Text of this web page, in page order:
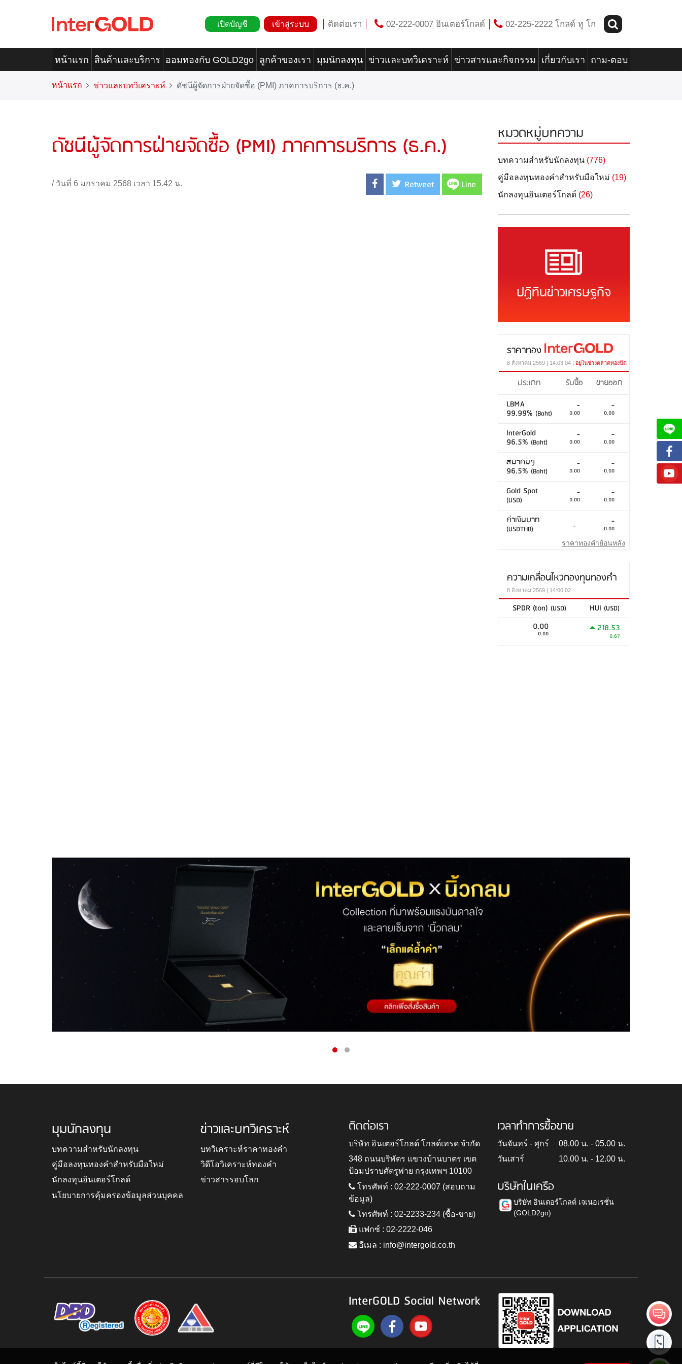
เปิดบัญชี เข้าสู่ระบบ ติดต่อเรา 02-222-0007 อินเตอร์โกลด์ 02-225-2222 โกลด์ ทู โก
หน้าแรก สินค้าและบริการ ออมทองกับ GOLD2go ลูกค้าของเรา มุมนักลงทุน ข่าวและบทวิเคราะห์ ข่าวสารและกิจกรรม เกี่ยวกับเรา ถาม-ตอบ
หน้าแรก ข่าวและบทวิเคราะห์ ดัชนีผู้จัดการฝ่ายจัดซื้อ (PMI) ภาคการบริการ (ธ.ค.)
ดัชนีผู้จัดการฝ่ายจัดซื้อ (PMI) ภาคการบริการ (ธ.ค.)
/ วันที่ 6 มกราคม 2568 เวลา 15.42 น. Retweet Line
หมวดหมู่บทความ
บทความสำหรับนักลงทุน (776)
คู่มือลงทุนทองคำสำหรับมือใหม่ (19)
นักลงทุนอินเตอร์โกลด์ (26)
ปฏิทินข่าวเศรษฐกิจ
ราคาทอง
8 สิงหาคม 2569 | 14:03:04 | อยู่ในช่วงตลาดทองปิด
ประเภท รับซื้อ
ขายออก
LBMA
99.99% (Baht)
-
0.00
-
0.00
InterGold
96.5% (Baht)
-
0.00
-
0.00
สมาคมฯ
96.5% (Baht)
-
0.00
-
0.00
Gold Spot
(USD)
-
0.00
-
0.00
ค่าเงินบาท
(USDTHB) - -
0.00
ราคาทองคำย้อนหลัง
ความเคลื่อนไหวกองทุนทองคำ
8 สิงหาคม 2569 | 14:00:02
SPDR (ton) (USD) HUI (USD)
0.00
0.00 218.53
0.67
มุมนักลงทุน
บทความสำหรับนักลงทุน
คู่มือลงทุนทองคำสำหรับมือใหม่
นักลงทุนอินเตอร์โกลด์
นโยบายการคุ้มครองข้อมูลส่วนบุคคล
ข่าวและบทวิเคราะห์
บทวิเคราะห์ราคาทองคำ
วิดีโอวิเคราะห์ทองคำ
ข่าวสารรอบโลก
ติดต่อเรา
บริษัท อินเตอร์โกลด์ โกลด์เทรด จำกัด
348 ถนนบริพัตร แขวงบ้านบาตร เขต
ป้อมปราบศัตรูพ่าย กรุงเทพฯ 10100
โทรศัพท์ : 02-222-0007 (สอบถาม
ข้อมูล)
โทรศัพท์ : 02-2233-234 (ซื้อ-ขาย)
แฟกซ์ : 02-2222-046
อีเมล : info@intergold.co.th
เวลาทำการซื้อขาย
วันจันทร์ - ศุกร์
08.00 น. - 05.00 น.
วันเสาร์
10.00 น. - 12.00 น.
บริษัทในเครือ
บริษัท อินเตอร์โกลด์ เจเนอเรชั่น
(GOLD2go)
InterGOLD Social Network